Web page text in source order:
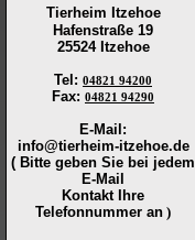
Tierheim Itzehoe
Hafenstraße 19
25524 Itzehoe
Tel : 04821 94200
Fax: 04821 94290
E-Mail:
info@tierheim-itzehoe.de
( Bitte geben Sie bei jedem
E-Mail
Kontakt Ihre
Telefonnummer an )